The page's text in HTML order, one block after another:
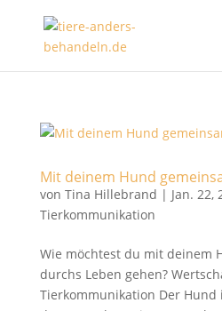
Mit deinem Hund
von Tina Hillebrand | Jan. 22,
Tierkommunikation
Wie möchtest du mit deinem
durchs Leben gehen?
Tierkommunikation Der Hund